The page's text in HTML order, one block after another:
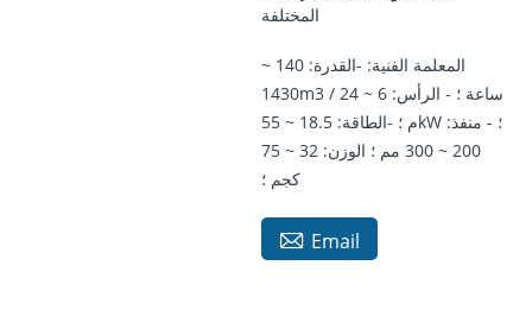
المختلفة
المعلمة الفنية: -القدرة: 140 ~
1430m3 / ساعة ؛ - الرأس: 6 ~ 24
م ؛ -الطاقة: 18.5 ~ 55kW ؛ - منفذ:
200 ~ 300 مم ؛ الوزن: 32 ~ 75
كجم ؛
 Email